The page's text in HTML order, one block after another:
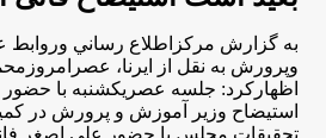
به گزارش مركزاطلاع رساني
وپرورش به نقل از ايرنا،
اظهاركرد: جلسه عصریکشنبه با حضور
استیضاح وزیر آموزش و پرورش در
تحقیقات مجلس با حضور علی اصغر